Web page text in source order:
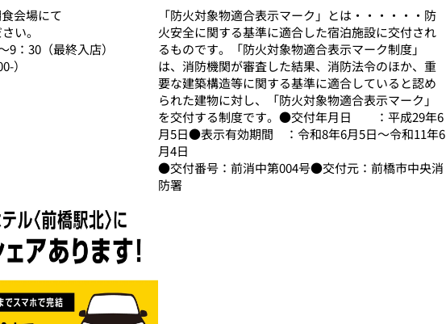
会場にて
い。
：30（最終入店）
）
「防火対象物適合表示マーク」とは・・・・・・防
火安全に関する基準に適合した宿泊施設に交付され
るものです。「防火対象物適合表示マーク制度」
は、消防機関が審査した結果、消防法令のほか、重
要な建築構造等に関する基準に適合していると認め
られた建物に対し、「防火対象物適合表示マーク」
を交付する制度です。●交付年月日 ：平成29年6
月5日●表示有効期間 ：令和8年6月5日～令和11年6
月4日
●交付番号：前消中第004号●交付元：前橋市中央消
防署